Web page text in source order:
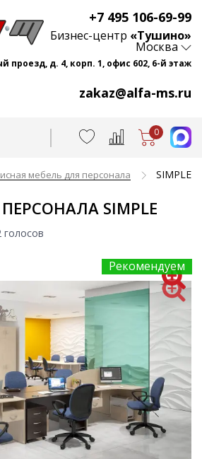
+7 495 106-69-99
zakaz@alfa-ms.ru
Бизнес-центр «Тушино»
Москва
проезд, д. 4, корп. 1, офис 602, 6-й этаж
0
мебель для персонала SIMPLE
SIMPLE
голосов
Рекомендуем